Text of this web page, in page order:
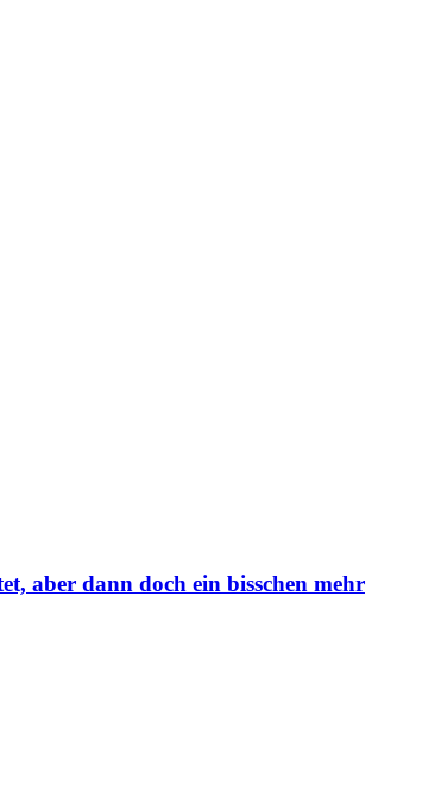
aber dann doch ein bisschen mehr